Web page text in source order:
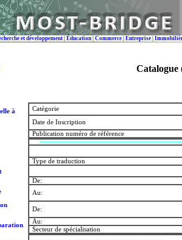
et développement Éducation Commerce Entreprise
à
Catalogue
Catégorie
Date de Inscription
Publication numéro de référence
Type de traduction
De:
Au:
De:
Au:
Secteur de spécialisation